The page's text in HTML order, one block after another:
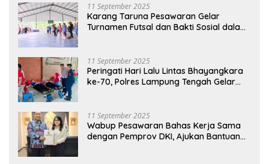
11 September 2025
Karang Taruna Pesawaran Gelar
Turnamen Futsal dan Bakti Sosial dalam
11 September 2025
Peringati Hari Lalu Lintas Bhayangkara
ke-70, Polres Lampung Tengah Gelar
11 September 2025
Wabup Pesawaran Bahas Kerja Sama
dengan Pemprov DKI, Ajukan Bantuan